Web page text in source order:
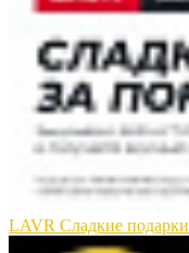
LAVR Сладкие подарки